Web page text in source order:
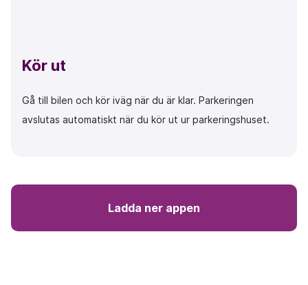
Kör ut
Gå till bilen och kör iväg när du är klar. Parkeringen
avslutas automatiskt när du kör ut ur parkeringshuset.
Ladda ner appen